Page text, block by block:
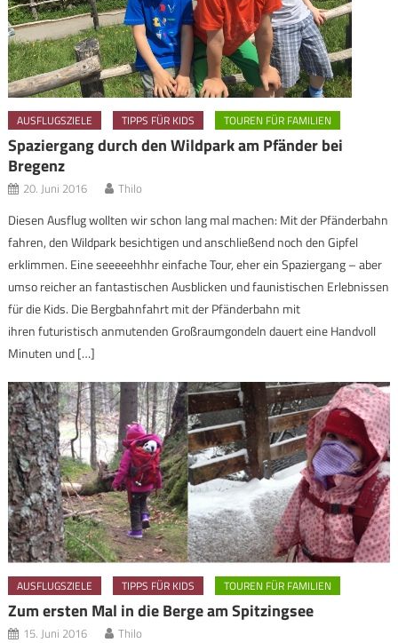
AUSFLUGSZIELE TIPPS FÜR KIDS TOUREN FÜR FAMILIEN
Spaziergang durch den Wildpark am Pfänder bei
Bregenz
20. Juni 2016 Thilo
Diesen Ausflug wollten wir schon lang mal machen: Mit der Pfänderbahn
fahren, den Wildpark besichtigen und anschließend noch den Gipfel
erklimmen. Eine seeeeehhhr einfache Tour, eher ein Spaziergang – aber
umso reicher an fantastischen Ausblicken und faunistischen Erlebnissen
für die Kids. Die Bergbahnfahrt mit der Pfänderbahn mit
ihren futuristisch anmutenden Großraumgondeln dauert eine Handvoll
Minuten und […]
AUSFLUGSZIELE TIPPS FÜR KIDS TOUREN FÜR FAMILIEN
Zum ersten Mal in die Berge am Spitzingsee
15. Juni 2016 Thilo